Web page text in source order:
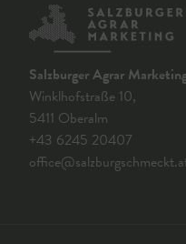
Salzburger Agrar
Winklhofstraße 10,
5411 Oberalm
+43 6245 20407